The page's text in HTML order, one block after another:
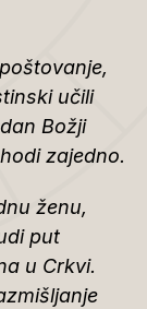
učili
Božji
zajedno.
ženu,
put
u Crkvi.